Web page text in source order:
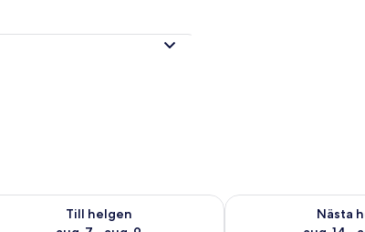
8 - aug. 9
Till helgen
tillgängligheten för den här helgen aug. 7 - aug.
Nästa
Kontrollera